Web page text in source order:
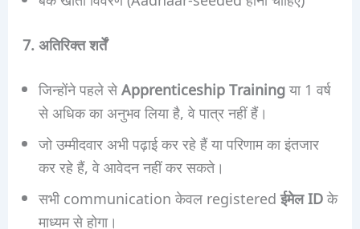
7. अतिरिक्त शर्तें
जिन्होंने पहले सेApprenticeship Trainingया 1 वर्ष
से अधिक का अनुभव लिया है, वे पात्र नहीं हैं।
जो उम्मीदवार अभी पढ़ाई कर रहे हैं या परिणाम का इंतजार
कर रहे हैं, वे आवेदन नहीं कर सकते।
सभी communication केवल registeredईमेल IDके
माध्यम से होगा।